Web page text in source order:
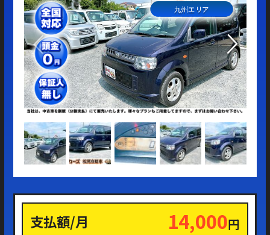
九州エリア
支払額/月 14,000円